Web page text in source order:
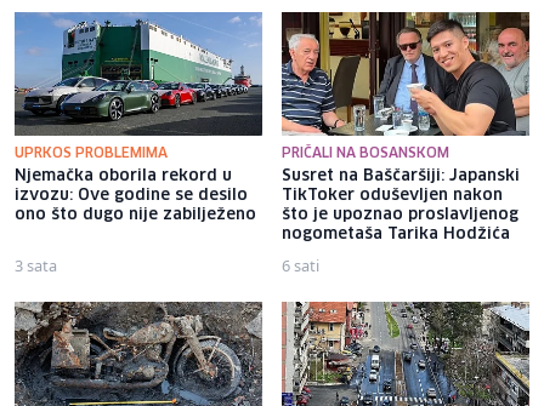
UPRKOS PROBLEMIMA
Njemačka oborila rekord u
izvozu: Ove godine se desilo
ono što dugo nije zabilježeno
3 sata
PRIČALI NA BOSANSKOM
Susret na Baščaršiji: Japanski
TikToker oduševljen nakon
što je upoznao proslavljenog
nogometaša Tarika Hodžića
6 sati